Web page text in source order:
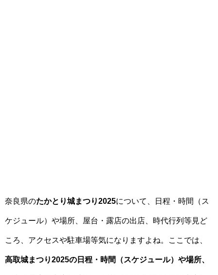
奈良県のたかとり城まつり2025について、日程・時間（ス
ケジュール）や場所、屋台・露店の出店、時代行列等見ど
ころ、アクセスや駐車場等気になりますよね。ここでは、
高取城まつり2025の日程・時間（スケジュール）や場所、